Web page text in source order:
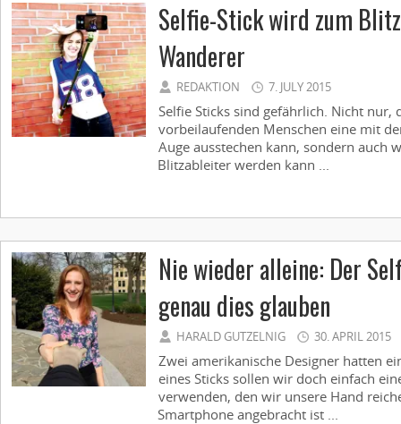
Selfie-Stick wird zum
Wanderer
REDAKTION 7. JULY 2015
Selfie Sticks sind gefährlich. Nicht nur,
vorbeilaufenden Menschen eine mit
Auge ausstechen kann, sondern auch
Blitzableiter werden kann ...
Nie wieder alleine: Der
genau dies glauben
HARALD GUTZELNIG 30. APRIL 2015
Zwei amerikanische Designer hatten
eines Sticks sollen wir doch einfach
verwenden, den wir unsere Hand
Smartphone angebracht ist ...